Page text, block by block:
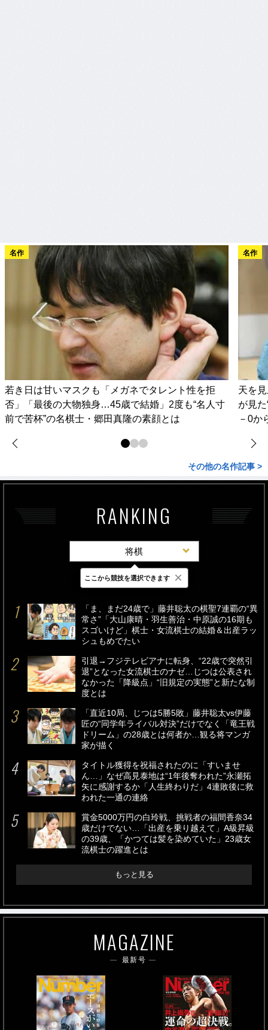
名作
若き日は甘いマスクも「メガネでタレント性を拒
否」「最後の大物独身…45歳で結婚」2度も“名人寸
前で苦杯”の名棋士・郷田真隆の素顔とは
名作
天を
が見
－0か
その他の名作記事 >
RANKING
将棋
最新 24時間 週間
「ま、まだ24歳で」藤井聡太の棋聖7連覇の“異
常さ”「大山康晴・羽生善治・中原誠の16期も
スゴいけど」棋士・女流棋士の結婚＆出産ラッ
シュもめでたい
引退→フジテレビアナに転身、“22歳で突然引
退”となった女流棋士のナゼ…じつは公表され
なかった「降級点」“旧規定の実態”と新たな制
度とは
「直近10局、じつは5勝5敗」藤井聡太vs伊藤
匠の“同学年ライバル対決”だけでなく「竜王戦
ドリーム」の28歳とは何者か…観る将マンガ
家が描く
タイトル獲得を祝福されたのに「すいませ
ん…」なぜ高見泰地は“1年後奪われた”永瀬拓
矢に感謝するか「人生終わりだ」4連敗後に救
われた一通の連絡
賞金5000万円の白玲戦、挑戦者の福間香奈34
歳だけでない…「出産を乗り越えて」A級昇級
の39歳、「かつては髪を染めていた」23歳女
流棋士の躍進とは
もっと見る
MAGAZINE
最新号
ここから競技を選択できます ×